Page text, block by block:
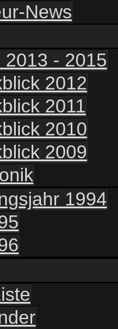
News
2013 - 2015
2012
2011
2010
2009
1994